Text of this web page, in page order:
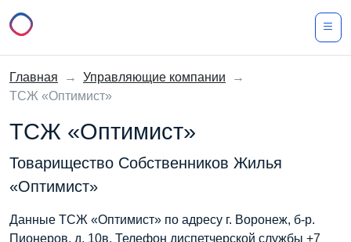
Главная → Управляющие компании
→
ТСЖ «Оптимист»
ТСЖ «Оптимист»
Товарищество Собственников Жилья
«Оптимист»
Данные ТСЖ «Оптимист» по адресу г. Воронеж, б-р.
Пионеров, д. 10в. Телефон диспетчерской службы +7